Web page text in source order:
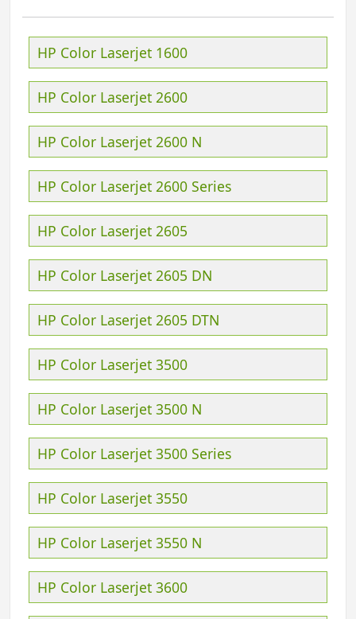
HP Color Laserjet 1600
HP Color Laserjet 2600
HP Color Laserjet 2600 N
HP Color Laserjet 2600 Series
HP Color Laserjet 2605
HP Color Laserjet 2605 DN
HP Color Laserjet 2605 DTN
HP Color Laserjet 3500
HP Color Laserjet 3500 N
HP Color Laserjet 3500 Series
HP Color Laserjet 3550
HP Color Laserjet 3550 N
HP Color Laserjet 3600